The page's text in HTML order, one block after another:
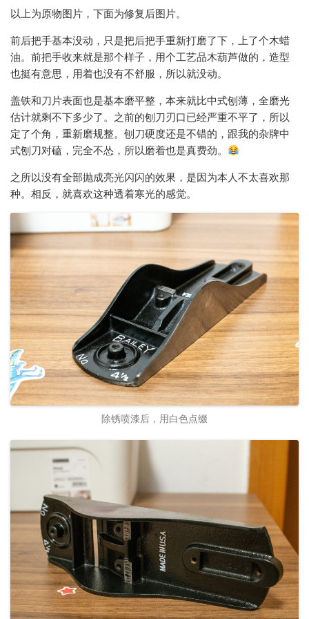
以上为原物图片，下面为修复后图片。
前后把手基本没动，只是把后把手重新打磨了下，上了个木蜡
油。前把手收来就是那个样子，用个工艺品木葫芦做的，造型
也挺有意思，用着也没有不舒服，所以就没动。
盖铁和刀片表面也是基本磨平整，本来就比中式刨薄，全磨光
估计就剩不下多少了。之前的刨刀刃口已经严重不平了，所以
定了个角，重新磨规整。刨刀硬度还是不错的，跟我的杂牌中
式刨刀对磕，完全不怂，所以磨着也是真费劲。
之所以没有全部抛成亮光闪闪的效果，是因为本人不太喜欢那
种。相反，就喜欢这种透着寒光的感觉。
除锈喷漆后，用白色点缀